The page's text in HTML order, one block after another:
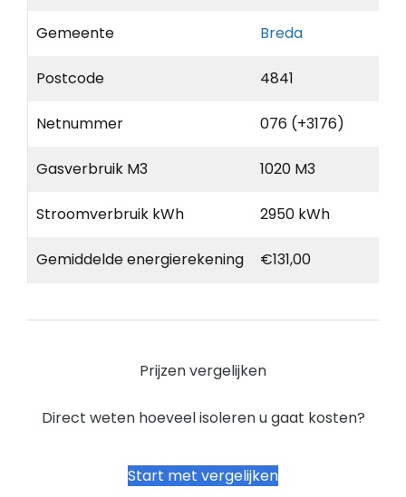
Gemeente Breda
Postcode 4841
Netnummer 076 (+3176)
Gasverbruik M3 1020 M3
Stroomverbruik kWh 2950 kWh
Gemiddelde energierekening €131,00
Prijzen vergelijken
Direct weten hoeveel isoleren u gaat kosten?
Start met vergelijken